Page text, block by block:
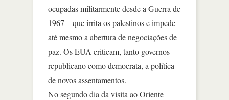
ocupadas militarmente desde a Guerra de
1967 – que irrita os palestinos e impede
até mesmo a abertura de negociações de
paz. Os EUA criticam, tanto governos
republicano como democrata, a política
de novos assentamentos.
No segundo dia da visita ao Oriente